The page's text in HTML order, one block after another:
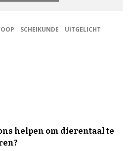
SCHEIKUNDE
UITGELICHT
helpen om dierentaal te